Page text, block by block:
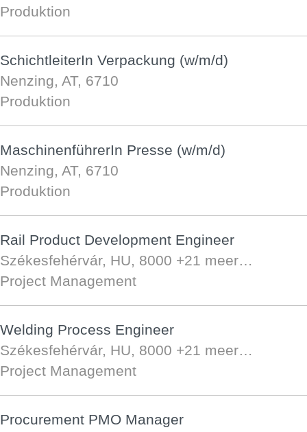
Produktion
SchichtleiterIn Verpackung (w/m/d)
Nenzing, AT, 6710
Produktion
MaschinenführerIn Presse (w/m/d)
Nenzing, AT, 6710
Produktion
Rail Product Development Engineer
Székesfehérvár, HU, 8000 +21 meer…
Project Management
Welding Process Engineer
Székesfehérvár, HU, 8000 +21 meer…
Project Management
Procurement PMO Manager